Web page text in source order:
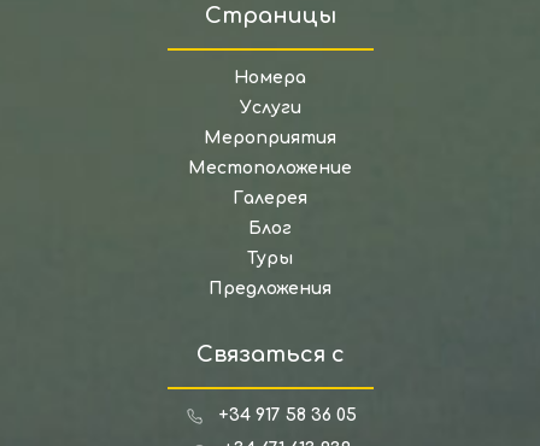
Страницы
Номера
Услуги
Мероприятия
Местоположение
Галерея
Блог
Туры
Предложения
Связаться с
+34 917 58 36 05